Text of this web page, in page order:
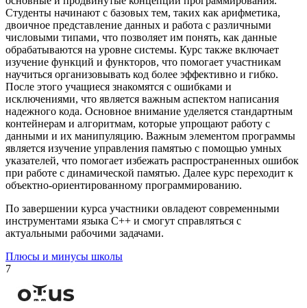
Студенты начинают с базовых тем, таких как арифметика,
двоичное представление данных и работа с различными
числовыми типами, что позволяет им понять, как данные
обрабатываются на уровне системы. Курс также включает
изучение функций и функторов, что помогает участникам
научиться организовывать код более эффективно и гибко.
После этого учащиеся знакомятся с ошибками и
исключениями, что является важным аспектом написания
надежного кода. Основное внимание уделяется стандартным
контейнерам и алгоритмам, которые упрощают работу с
данными и их манипуляцию. Важным элементом программы
является изучение управления памятью с помощью умных
указателей, что помогает избежать распространенных ошибок
при работе с динамической памятью. Далее курс переходит к
объектно-ориентированному программированию.
По завершении курса участники овладеют современными
инструментами языка C++ и смогут справляться с
актуальными рабочими задачами.
Плюсы и минусы школы
7